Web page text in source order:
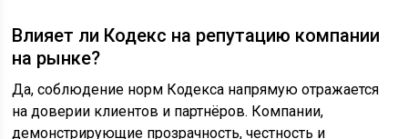
Влияет ли Кодекс на репутацию компании
на рынке?
Да, соблюдение норм Кодекса напрямую отражается
на доверии клиентов и партнёров. Компании,
демонстрирующие прозрачность, честность и